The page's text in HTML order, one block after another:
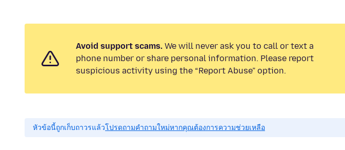
Avoid support scams. We will never ask you to call or text a
phone number or share personal information. Please report
suspicious activity using the “Report Abuse” option.
หัวข้อนี้ถูกเก็บถาวรแล้วโปรดถามคำถามใหม่หากคุณต้องการความช่วยเหลือ